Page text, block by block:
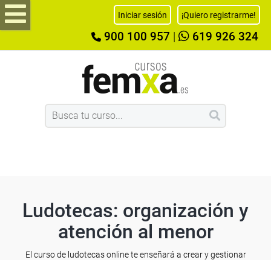
Iniciar sesión ¡Quiero registrarme!
900 100 957 619 926 324
Ludotecas: organización y
atención al menor
El curso de ludotecas online te enseñará a crear y gestionar